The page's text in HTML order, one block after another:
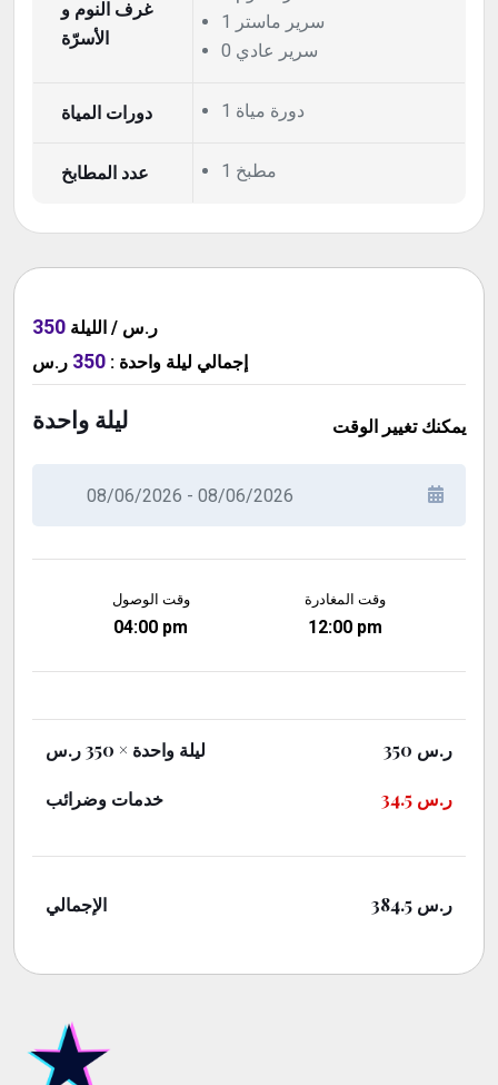
غرف النوم و
الأسرّة
1 سرير ماستر
0 سرير عادي
دورات المياة 1 دورة مياة
عدد المطابخ 1 مطبخ
350 ر.س / الليلة
إجمالي ليلة واحدة :
350 ر.س
ليلة واحدة يمكنك تغيير الوقت
وقت الوصول
04:00 pm
وقت المغادرة
12:00 pm
ليلة واحدة × 350 ر.س 350 ر.س
خدمات وضرائب 34.5 ر.س
الإجمالي 384.5 ر.س